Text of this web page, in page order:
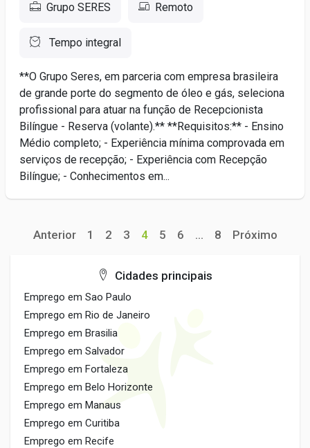
Grupo SERES Remoto
Tempo integral
**O Grupo Seres, em parceria com empresa brasileira
de grande porte do segmento de óleo e gás, seleciona
profissional para atuar na função de Recepcionista
Bilíngue - Reserva (volante).** **Requisitos:** - Ensino
Médio completo; - Experiência mínima comprovada em
serviços de recepção; - Experiência com Recepção
Bilíngue; - Conhecimentos em...
Anterior 1 2 3 4 5 6 ... 8 Próximo
Cidades principais
Emprego em Sao Paulo
Emprego em Rio de Janeiro
Emprego em Brasilia
Emprego em Salvador
Emprego em Fortaleza
Emprego em Belo Horizonte
Emprego em Manaus
Emprego em Curitiba
Emprego em Recife